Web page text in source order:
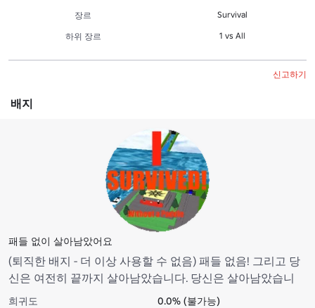
장르
Survival
하위 장르 1 vs All
신고하기
배지
패들 없이 살아남았어요
(퇴직한 배지 - 더 이상 사용할 수 없음) 패들 없음! 그리고 당
신은 여전히 끝까지 살아남았습니다. 당신은 살아남았습니
다!
희귀도
0.0% (불가능)